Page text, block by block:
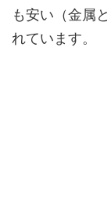
も安い（金属
れています。